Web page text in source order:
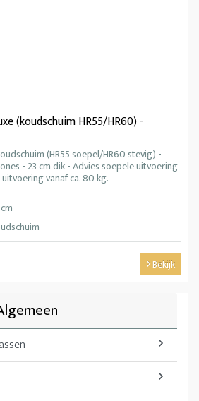
(koudschuim HR55/HR60) -
(HR55 soepel/HR60 stevig) -
- 23 cm dik - Advies soepele uitvoering
vanaf ca. 80 kg.
Bekijk